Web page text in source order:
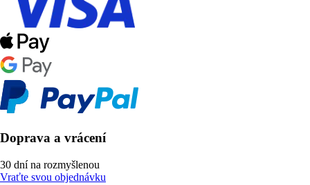
Doprava a vrácení
30 dní na rozmyšlenou
Vraťte svou objednávku